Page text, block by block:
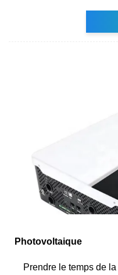
Photovoltaique
Prendre le temps de